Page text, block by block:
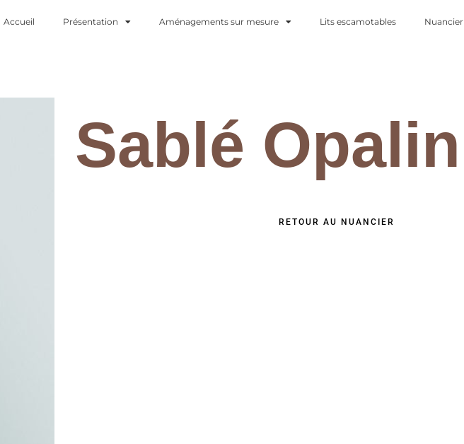
Accueil Présentation Aménagements sur mesure Lits escamotables Nuancier
Sablé Opalin
RETOUR AU NUANCIER